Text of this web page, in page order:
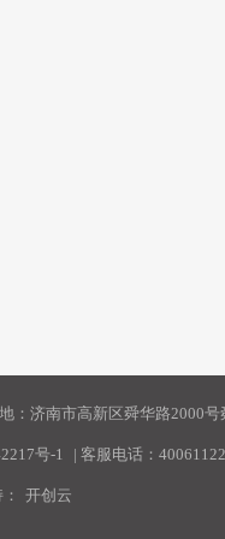
济南市高新区舜华路2000号
号-1 | 客服电话：
开创云